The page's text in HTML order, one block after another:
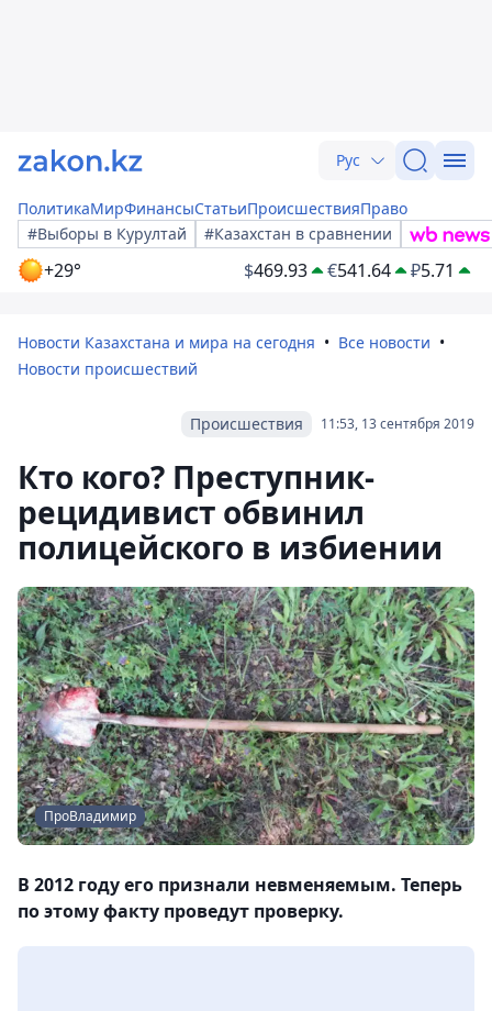
Рус
ПолитикаМирФинансыСтатьиПроисшествияПраво
#Выборы в Курултай
#Казахстан в сравнении
+29° $469.93 €541.64 ₽5.71
Новости Казахстана и мира на сегодня
Все новости
Новости происшествий
11:53, 13 сентября 2019
Происшествия
Кто кого? Преступник-
рецидивист обвинил
полицейского в избиении
ПроВладимир
В 2012 году его признали невменяемым. Теперь
по этому факту проведут проверку.